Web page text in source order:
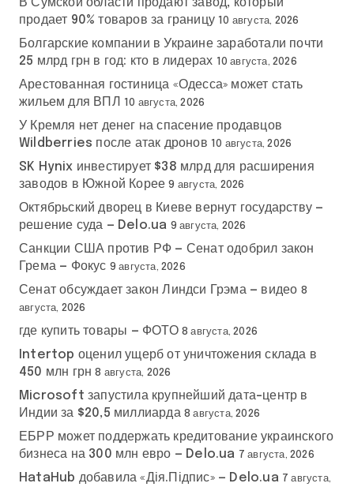
В Сумской области продают завод, который
продает 90% товаров за границу 10 августа, 2026
Болгарские компании в Украине заработали почти
25 млрд грн в год: кто в лидерах 10 августа, 2026
Арестованная гостиница «Одесса» может стать
жильем для ВПЛ
10 августа, 2026
У Кремля нет денег на спасение продавцов
Wildberries после атак дронов 10 августа, 2026
SK Hynix инвестирует $38 млрд для расширения
заводов в Южной Корее 9 августа, 2026
Октябрьский дворец в Киеве вернут государству —
решение суда — Delo.ua 9 августа, 2026
Санкции США против РФ — Сенат одобрил закон
Грема — Фокус 9 августа, 2026
Сенат обсуждает закон Линдси Грэма — видео 8
августа, 2026
где купить товары — ФОТО 8 августа, 2026
Intertop оценил ущерб от уничтожения склада в
450 млн грн 8 августа, 2026
Microsoft запустила крупнейший дата-центр в
Индии за $20,5 миллиарда 8 августа, 2026
ЕБРР может поддержать кредитование украинского
бизнеса на 300 млн евро — Delo.ua 7 августа, 2026
HataHub добавила «Дія.Підпис» — Delo.ua 7 августа,